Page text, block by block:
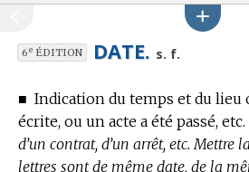
6eÉDITION DATE. s. f.
■ Indication du temps et du lieu
écrite, ou un acte a été passé, etc.
d’un contrat, d’un arrêt, etc. Mettre
lettres sont de même date, de la